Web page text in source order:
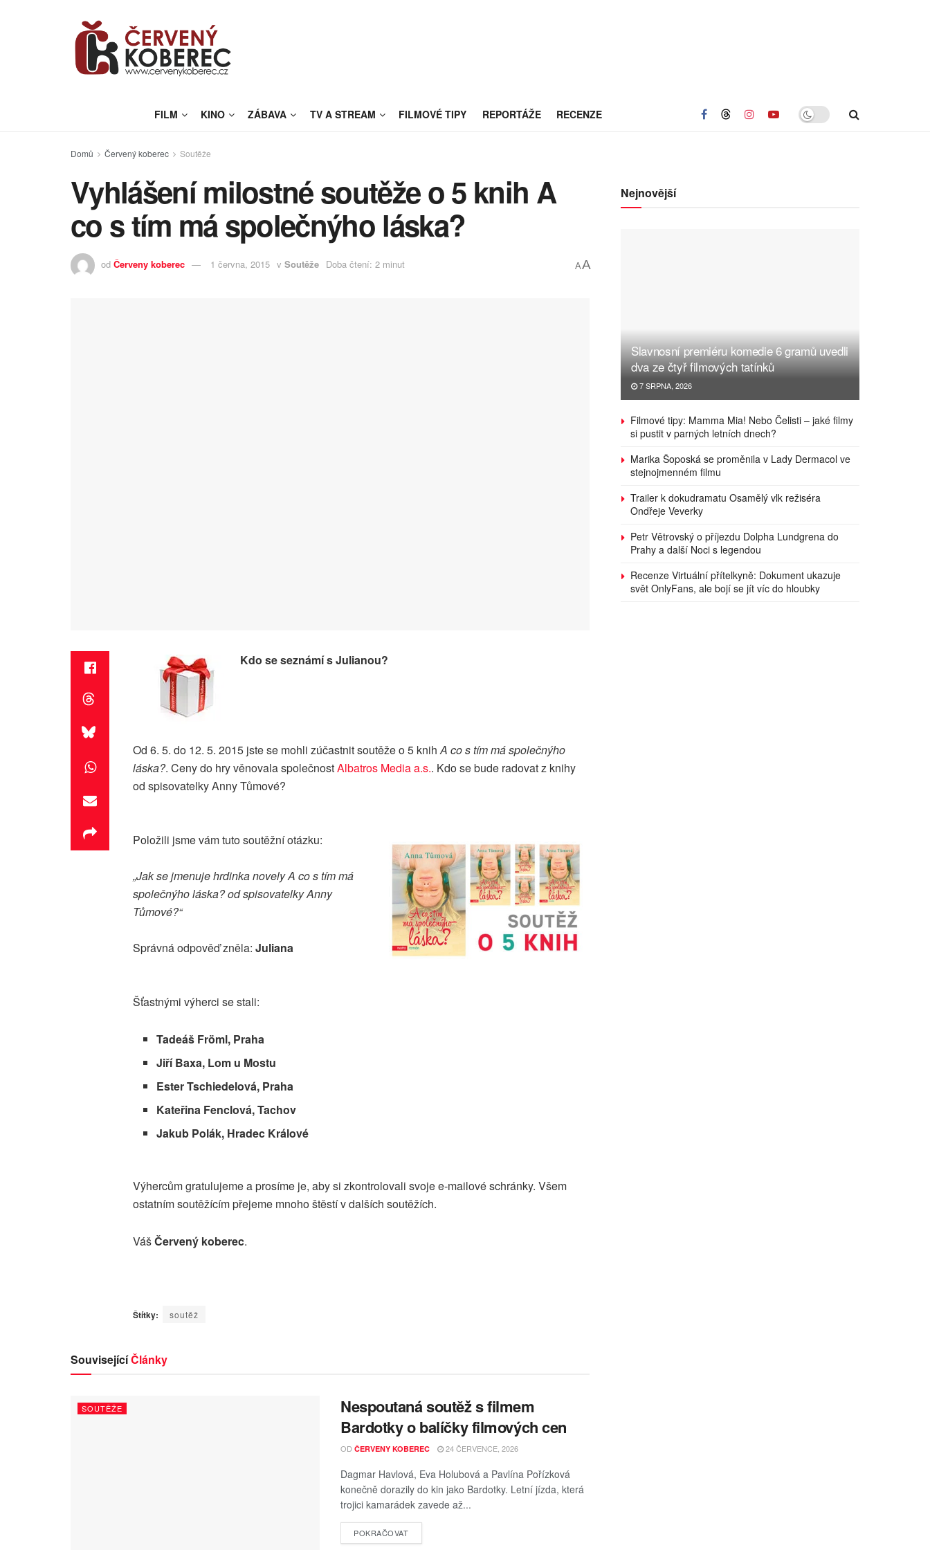
FILM KINO ZÁBAVA TV A STREAM FILMOVÉ TIPY REPORTÁŽE RECENZE
Domů Červený koberec Soutěže
Vyhlášení milostné soutěže o 5 knih A
co s tím má společnýho láska?
od Červeny koberec 1 června, 2015 v Soutěže Doba čtení: 2 minut AA
Kdo se seznámí s Julianou?
Od 6. 5. do 12. 5. 2015 jste se mohli zúčastnit soutěžeo 5 knihA co s tím má společnýho
láska?. Ceny do hry věnovala společnostAlbatros Media a.s.. Kdo se bude radovat z knihy
od spisovatelky Anny Tůmové?
Položili jsme vám tuto soutěžní otázku:
„Jak se jmenuje hrdinka novely A co s tím má
společnýho láska? od spisovatelky Anny
Tůmové?“
Správná odpověď zněla: Juliana
Šťastnými výherci se stali:
Tadeáš Fröml, Praha
Jiří Baxa, Lom u Mostu
Ester Tschiedelová, Praha
Kateřina Fenclová, Tachov
Jakub Polák, Hradec Králové
Výhercům gratulujeme a prosíme je, aby si zkontrolovali svoje e-mailové schránky. Všem
ostatním soutěžícím přejeme mnoho štěstí v dalších soutěžích.
VášČervený koberec.
Štítky: soutěž
SouvisejícíČlánky
SOUTĚŽE
Nespoutaná soutěž s filmem
Bardotky o balíčky filmových cen
OD ČERVENY KOBEREC 24 ČERVENCE, 2026
Dagmar Havlová, Eva Holubová a Pavlína Pořízková
konečně dorazily do kin jako Bardotky. Letní jízda, která
trojici kamarádek zavede až...
POKRAČOVAT
Nejnovější
Slavnosní premiéru komedie 6 gramů uvedli
dva ze čtyř filmových tatínků
7 SRPNA, 2026
Filmové tipy: Mamma Mia! Nebo Čelisti – jaké filmy
si pustit v parných letních dnech?
Marika Šoposká se proměnila v Lady Dermacol ve
stejnojmenném filmu
Trailer k dokudramatu Osamělý vlk režiséra
Ondřeje Veverky
Petr Větrovský o příjezdu Dolpha Lundgrena do
Prahy a další Noci s legendou
Recenze Virtuální přítelkyně: Dokument ukazuje
svět OnlyFans, ale bojí se jít víc do hloubky